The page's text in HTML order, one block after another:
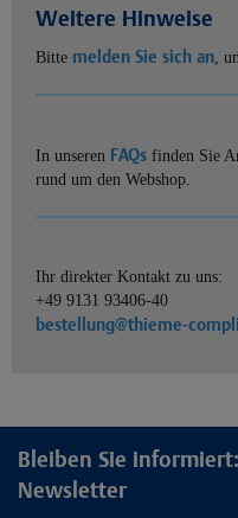
Weitere Hinweise
Bitte melden Sie sich an,
In unseren FAQs finden Sie
rund um den Webshop.
Ihr direkter Kontakt zu uns:
+49 9131 93406-40
bestellung@thieme-
Bleiben Sie
Newsletter